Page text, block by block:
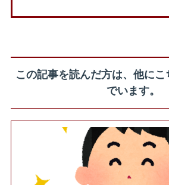
この記事を読んだ方は、他に
でいます。